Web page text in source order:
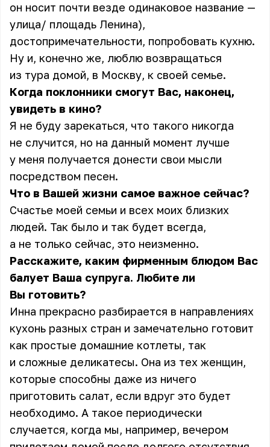
он носит почти везде одинаковое название —
улица/ площадь Ленина),
достопримечательности, попробовать кухню.
Ну и, конечно же, люблю возвращаться
из тура домой, в Москву, к своей семье.
Когда поклонники смогут Вас, наконец,
увидеть в кино?
Я не буду зарекаться, что такого никогда
не случится, но на данный момент лучше
у меня получается донести свои мысли
посредством песен.
Что в Вашей жизни самое важное сейчас?
Счастье моей семьи и всех моих близких
людей. Так было и так будет всегда,
а не только сейчас, это неизменно.
Расскажите, каким фирменным блюдом Вас
балует Ваша супруга. Любите ли
Вы готовить?
Инна прекрасно разбирается в направлениях
кухонь разных стран и замечательно готовит
как простые домашние котлеты, так
и сложные деликатесы. Она из тех женщин,
которые способны даже из ничего
приготовить салат, если вдруг это будет
необходимо. А такое периодически
случается, когда мы, например, вечером